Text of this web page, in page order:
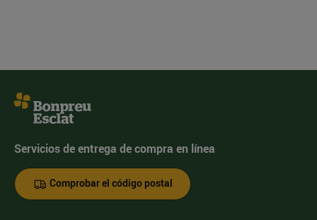
Servicios de entrega de compra en línea
Comprobar el código postal